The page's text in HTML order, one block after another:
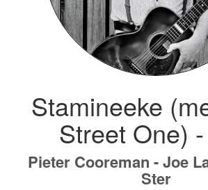
Stamineeke
Street One)
Pieter Cooreman - Joe
Ster